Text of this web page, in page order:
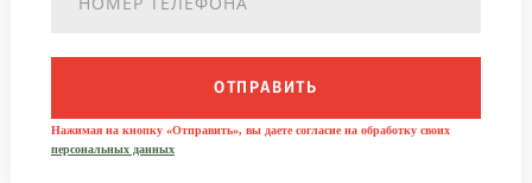
ОТПРАВИТЬ
Нажимая на кнопку «Отправить», вы даете согласие на обработку своих
персональных данных